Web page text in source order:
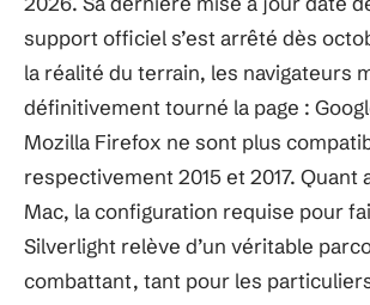
support officiel s’est arrêté dès
la réalité du terrain, les navigateurs
définitivement tourné la page :
Mozilla Firefox ne sont plus
respectivement 2015 et 2017. Quant
Mac, la configuration requise pour
Silverlight relève d’un véritable
combattant, tant pour les